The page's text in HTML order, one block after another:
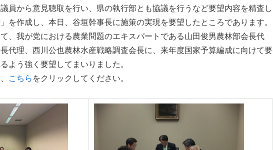
員から意見聴取を行い、県の執行部とも協議を行うなど要望内容を精査し
を作成し、本日、谷垣幹事長に施策の実現を要望したところであります。
、我が党における農業問題のエキスパートである山田俊男農林部会長代
代理、西川公也農林水産戦略調査会長に、来年度国家予算編成に向けて要
よう強く要望してまいりました。
こちら をクリックしてください。